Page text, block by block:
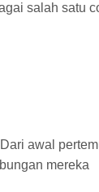
salah satu
awal
mereka